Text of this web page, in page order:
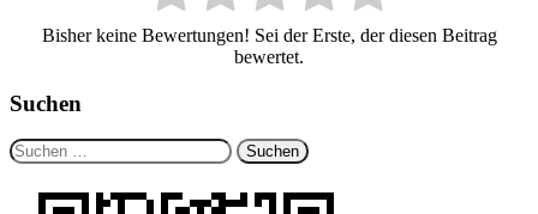
Bisher keine Bewertungen! Sei der Erste, der diesen Beitrag
bewertet.
Suchen
Suchen
nach: